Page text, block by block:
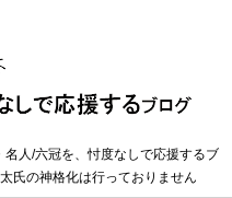
人/六冠を、忖度なしで応援するブ
氏の神格化は行っておりません